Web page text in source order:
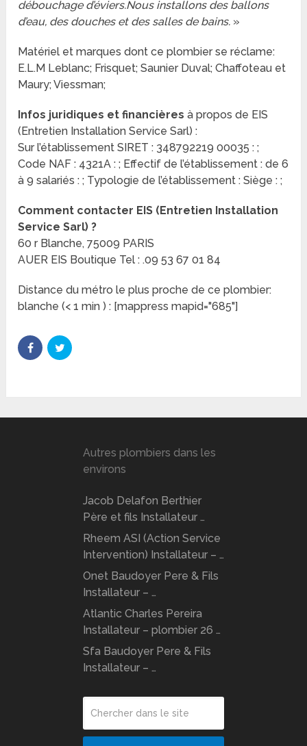
débouchage d’éviers.Nous installons des ballons
d’eau, des douches et des salles de bains. »
Matériel et marques dont ce plombier se réclame:
E.L.M Leblanc; Frisquet; Saunier Duval; Chaffoteau et
Maury; Viessman;
Infos juridiques et financières à propos de EIS
(Entretien Installation Service Sarl) :
Sur l’établissement SIRET : 348792219 00035 : ;
Code NAF : 4321A : ; Effectif de l’établissement : de 6
à 9 salariés : ; Typologie de l’établissement : Siège : ;
Comment contacter EIS (Entretien Installation
Service Sarl) ?
60 r Blanche, 75009 PARIS
AUER EIS Boutique Tel : .09 53 67 01 84
Distance du métro le plus proche de ce plombier:
blanche (< 1 min ) : [mappress mapid="685"]
Autres plombiers dans les
environs
Jacob Delafon Berthier
Père et fils Installateur …
Rheem ASI (Action Service
Intervention) Installateur – …
Onet Baudoyer Pere & Fils
Installateur – …
Atlantic Charles Pereira
Installateur – plombier 26 …
Sfa Baudoyer Pere & Fils
Installateur – …